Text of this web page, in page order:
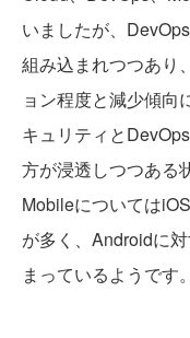
いましたが、
組み込まれつつあり
ョン程度と減少傾向
キュリティと
方が浸透しつつある
Mobileについては
が多く、Androidに
まっているようです。